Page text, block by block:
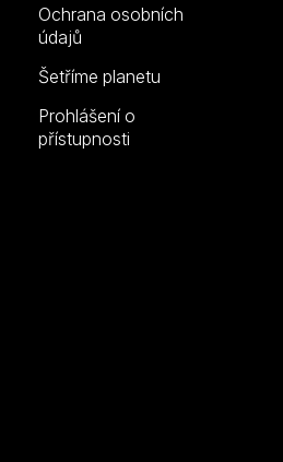
Ochrana osobních
údajů
Šetříme planetu
Prohlášení o
přístupnosti